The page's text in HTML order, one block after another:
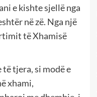
e kishte sjellë nga
në zë. Nga një
të Xhamisë
tjera, si modë e
xhami,